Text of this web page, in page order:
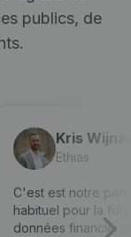
publics, de
Kris
Ethias
C'est est notre
habituel pour la
données